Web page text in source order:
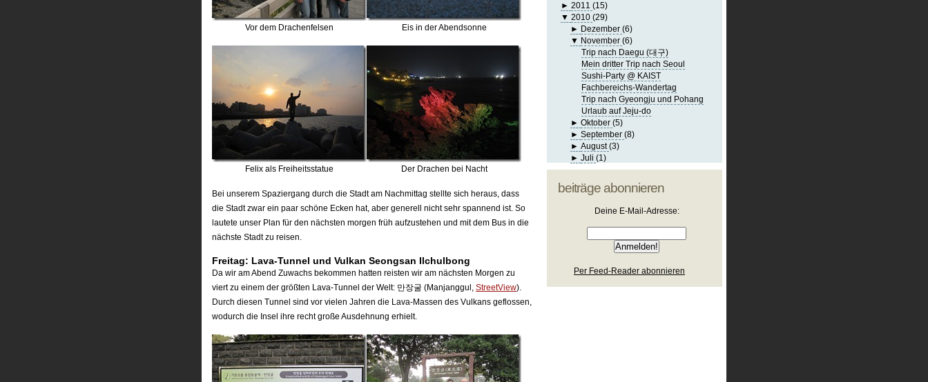
Vor dem Drachenfelsen Eis in der Abendsonne
Felix als Freiheitsstatue Der Drachen bei Nacht
Bei unserem Spaziergang durch die Stadt am Nachmittag stellte sich heraus, dass
die Stadt zwar ein paar schöne Ecken hat, aber generell nicht sehr spannend ist. So
lautete unser Plan für den nächsten morgen früh aufzustehen und mit dem Bus in die
nächste Stadt zu reisen.
Freitag: Lava-Tunnel und Vulkan Seongsan Ilchulbong
Da wir am Abend Zuwachs bekommen hatten reisten wir am nächsten Morgen zu
viert zu einem der größten Lava-Tunnel der Welt: 만장굴 (Manjanggul, StreetView).
Durch diesen Tunnel sind vor vielen Jahren die Lava-Massen des Vulkans geflossen,
wodurch die Insel ihre recht große Ausdehnung erhielt.
► 2011 (15)
▼ 2010 (29)
► Dezember(6)
▼ November(6)
Trip nach Daegu (대구)
Mein dritter Trip nach Seoul
Sushi-Party @ KAIST
Fachbereichs-Wandertag
Trip nach Gyeongju und Pohang
Urlaub auf Jeju-do
►Oktober(5)
►September(8)
►August(3)
►Juli(1)
beiträge abonnieren
Deine E-Mail-Adresse:
Per Feed-Reader abonnieren